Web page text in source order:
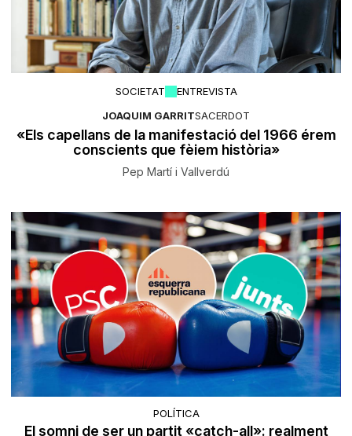
SOCIETAT
ENTREVISTA
JOAQUIM GARRITSACERDOT
«Els capellans de la manifestació del 1966 érem
conscients que fèiem història»
Pep Martí i Vallverdú
POLÍTICA
El somni de ser un partit «catch-all»: realment